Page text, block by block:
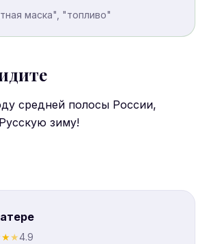
маска", "топливо"
средней полосы России,
зиму!
★★4.9